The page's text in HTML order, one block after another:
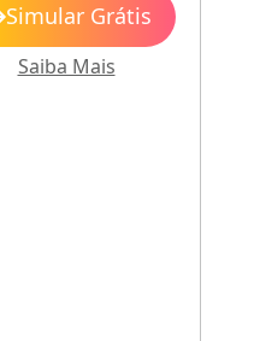
Simular Grátis
Saiba Mais